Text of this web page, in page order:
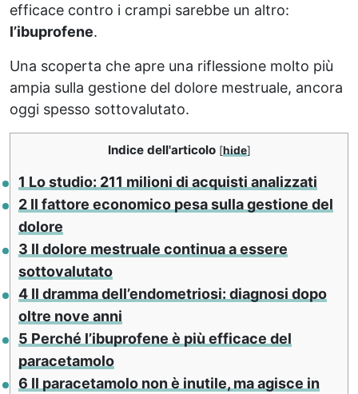
efficace contro i crampi sarebbe un altro:
l’ibuprofene.
Una scoperta che apre una riflessione molto più
ampia sulla gestione del dolore mestruale, ancora
oggi spesso sottovalutato.
Indice dell'articolo [hide]
1 Lo studio: 211 milioni di acquisti analizzati
2 Il fattore economico pesa sulla gestione del
dolore
3 Il dolore mestruale continua a essere
sottovalutato
4 Il dramma dell’endometriosi: diagnosi dopo
oltre nove anni
5 Perché l’ibuprofene è più efficace del
paracetamolo
6 Il paracetamolo non è inutile, ma agisce in